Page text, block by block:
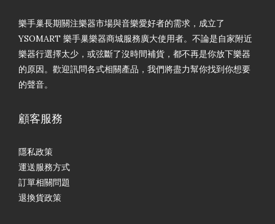
樂手巢長期關注樂器市場與音樂愛好者的需求，成立了
YSOMART 樂手巢樂器商城服務廣大使用者。不論是自家附近
樂器行選擇太少，或弦斷了沒時間補貨，都不再是你放下樂器
的原因。歡迎訊問各式相關產品，我們將盡力幫你找到你想要
的聲音。
顧客服務
隱私政策
運送服務方式
訂單相關問題
退換貨政策